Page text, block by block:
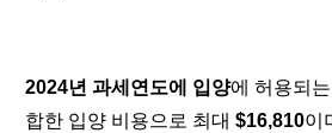
2024년 과세연도에 입양에 허용되
합한 입양 비용으로 최대 $16,810이